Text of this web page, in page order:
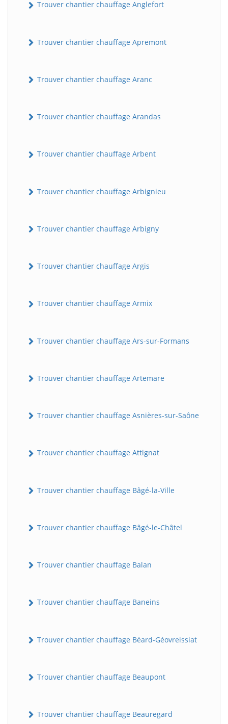
Trouver chantier chauffage Anglefort
Trouver chantier chauffage Apremont
Trouver chantier chauffage Aranc
Trouver chantier chauffage Arandas
Trouver chantier chauffage Arbent
Trouver chantier chauffage Arbignieu
Trouver chantier chauffage Arbigny
Trouver chantier chauffage Argis
Trouver chantier chauffage Armix
Trouver chantier chauffage Ars-sur-Formans
Trouver chantier chauffage Artemare
Trouver chantier chauffage Asnières-sur-Saône
Trouver chantier chauffage Attignat
Trouver chantier chauffage Bâgé-la-Ville
Trouver chantier chauffage Bâgé-le-Châtel
Trouver chantier chauffage Balan
Trouver chantier chauffage Baneins
Trouver chantier chauffage Béard-Géovreissiat
Trouver chantier chauffage Beaupont
Trouver chantier chauffage Beauregard